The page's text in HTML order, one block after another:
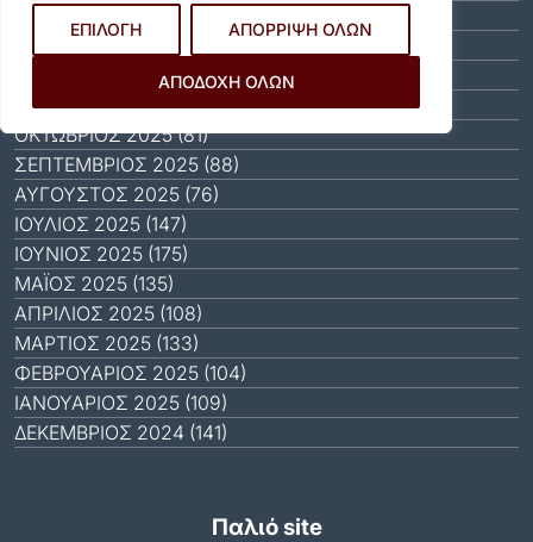
ΕΠΙΛΟΓΗ ΑΠΟΡΡΙΨΗ ΟΛΩΝ
ΑΠΟΔΟΧΗ ΟΛΩΝ
ΔΕΚΈΜΒΡΙΟΣ 2025 (64)
ΝΟΈΜΒΡΙΟΣ 2025 (65)
ΟΚΤΏΒΡΙΟΣ 2025 (81)
ΣΕΠΤΈΜΒΡΙΟΣ 2025 (88)
ΑΎΓΟΥΣΤΟΣ 2025 (76)
ΙΟΎΛΙΟΣ 2025 (147)
ΙΟΎΝΙΟΣ 2025 (175)
ΜΆΙΟΣ 2025 (135)
ΑΠΡΊΛΙΟΣ 2025 (108)
ΜΆΡΤΙΟΣ 2025 (133)
ΦΕΒΡΟΥΆΡΙΟΣ 2025 (104)
ΙΑΝΟΥΆΡΙΟΣ 2025 (109)
ΔΕΚΈΜΒΡΙΟΣ 2024 (141)
Παλιό site